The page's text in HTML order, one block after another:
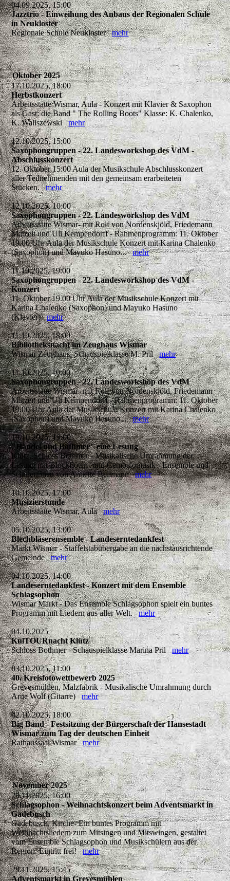
04.09.2025, 15:00
Jazztrio - Einweihung des Anbaus der Regionalen Schule
in Neukloster
Regionale Schule Neuklostermehr
Oktober 2025
17.10.2025, 18:00
Herbstkonzert
Arbeitsstätte Wismar, Aula - Konzert mit Klavier & Saxophon
als Gast: die Band " The Rolling Boots" Klasse: K. Chalenko,
K. Waliszewskimehr
12.10.2025, 15:00
Saxophongruppen - 22. Landesworkshop des VdM -
Abschlusskonzert
12. Oktober 15:00 Aula der Musikschule Abschlusskonzert
aller Teilnehmenden mit den gemeinsam erarbeiteten
Stücken.mehr
12.10.2025, 10:00
Saxophongruppen - 22. Landesworkshop des VdM
Arbeitsstätte Wismar- mit Rolf von Nordenskjöld, Friedemann
Matzeit und Uli Kempendorff - Rahmenprogramm: 11. Oktober
19.00 Uhr Aula der Musikschule Konzert mit Karina Chalenko
(Saxophon) und Mayuko Hasuno...mehr
11.10.2025, 19:00
Saxophongruppen - 22. Landesworkshop des VdM -
Konzert
11. Oktober 19.00 Uhr Aula der Musikschule Konzert mit
Karina Chalenko (Saxophon) und Mayuko Hasuno
(Klavier)mehr
11.10.2025, 18:00
Bibliotheksnacht im Zeughaus Wismar
Wismar Zeughaus, Schauspielklasse M. Prilmehr
11.10.2025, 10:00
Saxophongruppen - 22. Landesworkshop des VdM
Arbeitsstätte Wismar- mit Rolf von Nordenskjöld, Friedemann
Matzeit und Uli Kempendorff - Rahmenprogramm: 11. Oktober
19.00 Uhr Aula der Musikschule Konzert mit Karina Chalenko
(Saxophon) und Mayuko Hasuno...mehr
10.10.2025, 19:00
"Händel und Bothmer" eine Lesung
Klütz, Schloss Bothmer - Musikalische Umrahmung der
Lesung mit Blockflöten- und Cembalomusik - Ensemble und
Schülerinnen von Annette Bellmannmehr
10.10.2025, 17:00
Musizierstunde
Arbeitsstätte Wismar, Aulamehr
05.10.2025, 13:00
Blechbläserensemble - Landeserntedankfest
Markt Wismar - Staffelstabübergabe an die nächstausrichtende
Gemeindemehr
04.10.2025, 14:00
Landeserntedankfest - Konzert mit dem Ensemble
Schlagsophon
Wismar Markt - Das Ensemble Schlagsophon spielt ein buntes
Programm mit Liedern aus aller Welt.mehr
04.10.2025
KulTOURnacht Klütz
Schloss Bothmer - Schauspielklasse Marina Prilmehr
03.10.2025, 11:00
40. Kreisfotowettbewerb 2025
Grevesmühlen, Malzfabrik - Musikalische Umrahmung durch
Arne Wolf (Gitarre)mehr
02.10.2025, 18:00
Big Band - Festsitzung der Bürgerschaft der Hansestadt
Wismar zum Tag der deutschen Einheit
Rathaussaal Wismarmehr
November 2025
29.11.2025, 16:00
Schlagsophon - Weihnachtskonzert beim Adventsmarkt in
Gadebusch
Gadebusch, Kirche- Ein buntes Programm mit
Weihnachtsliedern zum Mitsingen und Mitswingen, gestaltet
vom Ensemble Schlagsophon und Musikschülern aus der
Region. Eintritt frei!mehr
29.11.2025, 15:45
Adventsmarkt in Grevesmühlen